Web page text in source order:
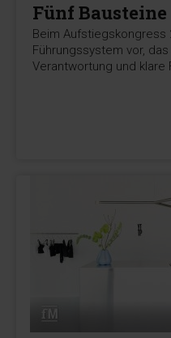
Fünf Bausteine
Beim Aufstiegskongress
Führungssystem vor,
Verantwortung und klare